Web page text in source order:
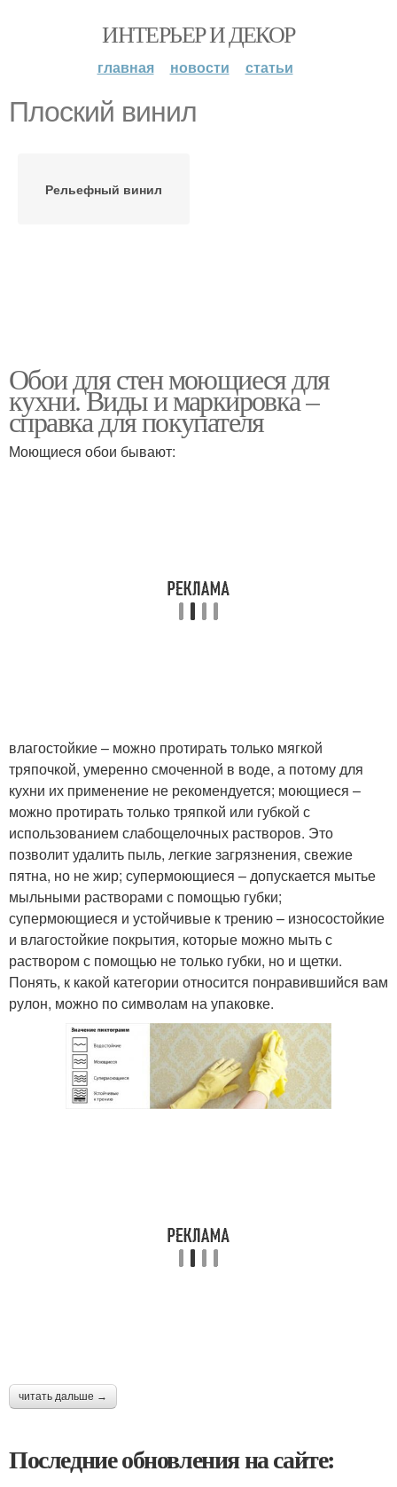
ИНТЕРЬЕР И ДЕКОР
главная новости статьи
Плоский винил
Рельефный винил
Обои для стен моющиеся для
кухни. Виды и маркировка –
справка для покупателя
Моющиеся обои бывают:
влагостойкие – можно протирать только мягкой
тряпочкой, умеренно смоченной в воде, а потому для
кухни их применение не рекомендуется; моющиеся –
можно протирать только тряпкой или губкой с
использованием слабощелочных растворов. Это
позволит удалить пыль, легкие загрязнения, свежие
пятна, но не жир; супермоющиеся – допускается мытье
мыльными растворами с помощью губки;
супермоющиеся и устойчивые к трению – износостойкие
и влагостойкие покрытия, которые можно мыть с
раствором с помощью не только губки, но и щетки.
Понять, к какой категории относится понравившийся вам
рулон, можно по символам на упаковке.
читать дальше →
Последние обновления на сайте: